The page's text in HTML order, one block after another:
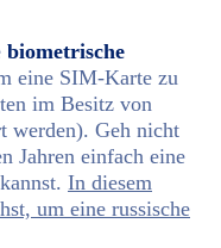
biometrische
eine SIM-Karte zu
im Besitz von
werden). Geh nicht
Jahren einfach eine
In diesem
um eine russische